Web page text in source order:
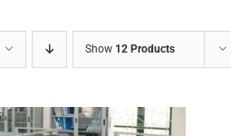
Show 12 Products